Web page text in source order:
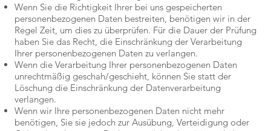
Wenn Sie die Richtigkeit Ihrer bei uns gespeicherten
personenbezogenen Daten bestreiten, benötigen wir in der
Regel Zeit, um dies zu überprüfen. Für die Dauer der Prüfung
haben Sie das Recht, die Einschränkung der Verarbeitung
Ihrer personenbezogenen Daten zu verlangen.
Wenn die Verarbeitung Ihrer personenbezogenen Daten
unrechtmäßig geschah/geschieht, können Sie statt der
Löschung die Einschränkung der Datenverarbeitung
verlangen.
Wenn wir Ihre personenbezogenen Daten nicht mehr
benötigen, Sie sie jedoch zur Ausübung, Verteidigung oder